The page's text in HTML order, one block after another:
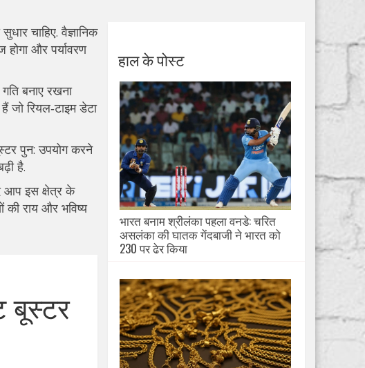
चाहिए. वैज्ञानिक
और पर्यावरण
बनाए रखना
जो रियल‑टाइम डेटा
पुन: उपयोग करने
है.
आप इस क्षेत्र के
राय और भविष्य
बूस्टर
हाल के पोस्ट
भारत बनाम श्रीलंका पहला वनडे: चरित
असलंका की घातक गेंदबाजी ने भारत को
230 पर ढेर किया